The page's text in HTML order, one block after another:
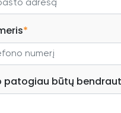
*
patogiau būtų